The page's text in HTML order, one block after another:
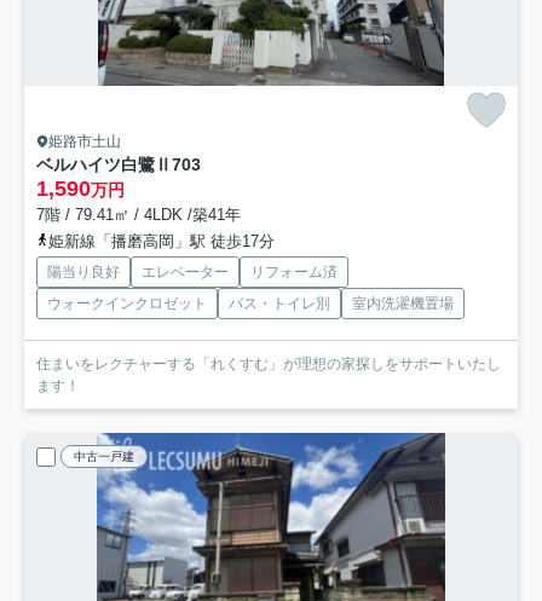
姫路市土山
ベルハイツ白鷺Ⅱ 703
1,590万円
7階 / 79.41㎡ / 4LDK /築41年
姫新線「播磨高岡」駅 徒歩17分
陽当り良好 エレベーター
リフォーム済
ウォークインクロゼット
バス・トイレ別 室内洗濯機置場
住まいをレクチャーする「れくすむ」が理想の家探しをサポートいたし
ます！
中古一戸建